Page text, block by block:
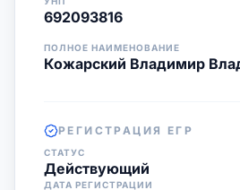
692093816
ПОЛНОЕ НАИМЕНОВАНИЕ
Кожарский Владимир
РЕГИСТРАЦИЯ ЕГР
СТАТУС
Действующий
ДАТА РЕГИСТРАЦИИ